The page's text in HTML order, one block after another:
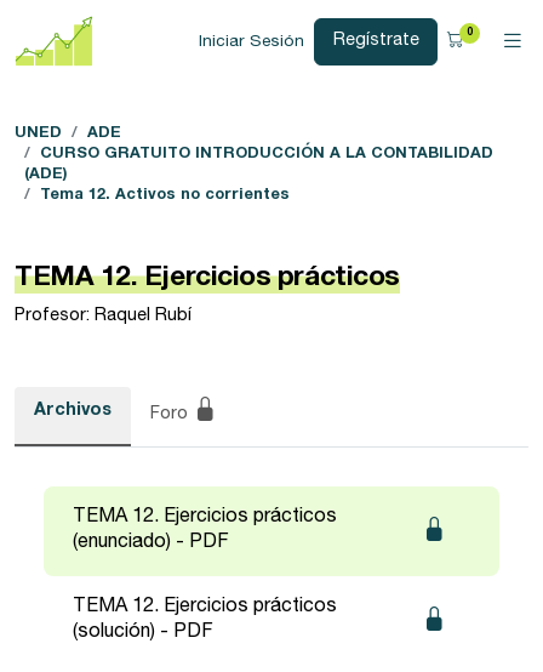
Iniciar Sesión Regístrate 0
UNED
ADE
CURSO GRATUITO INTRODUCCIÓN A LA CONTABILIDAD
(ADE)
Tema 12. Activos no corrientes
TEMA 12. Ejercicios prácticos
Profesor: Raquel Rubí
Archivos Foro
TEMA 12. Ejercicios prácticos
(enunciado) - PDF
TEMA 12. Ejercicios prácticos
(solución) - PDF